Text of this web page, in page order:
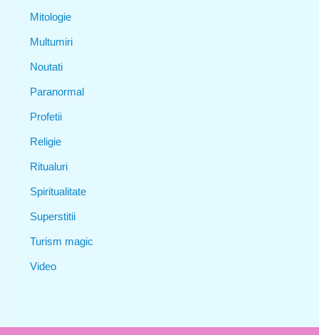
Mitologie
Multumiri
Noutati
Paranormal
Profetii
Religie
Ritualuri
Spiritualitate
Superstitii
Turism magic
Video